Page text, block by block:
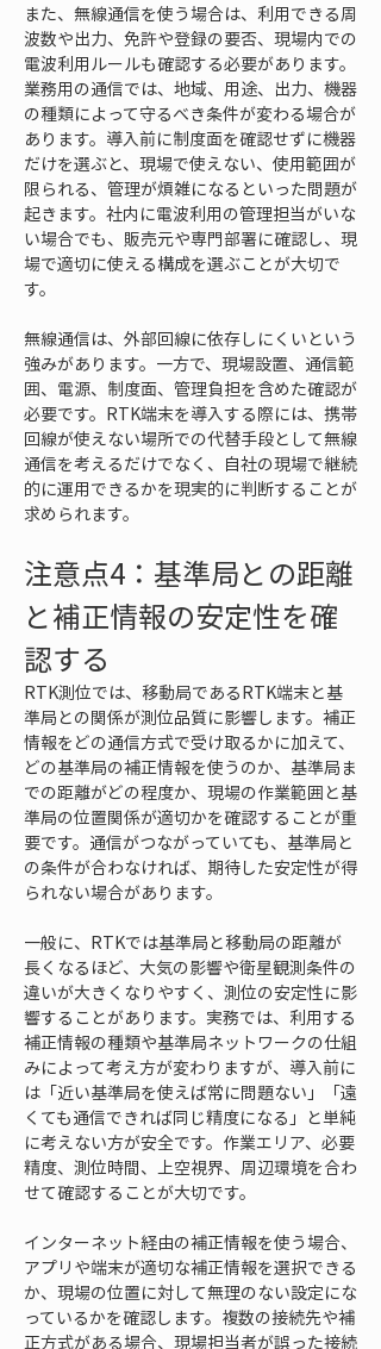
また、無線通信を使う場合は、利用できる周
波数や出力、免許や登録の要否、現場内での
電波利用ルールも確認する必要があります。
業務用の通信では、地域、用途、出力、機器
の種類によって守るべき条件が変わる場合が
あります。導入前に制度面を確認せずに機器
だけを選ぶと、現場で使えない、使用範囲が
限られる、管理が煩雑になるといった問題が
起きます。社内に電波利用の管理担当がいな
い場合でも、販売元や専門部署に確認し、現
場で適切に使える構成を選ぶことが大切で
す。
無線通信は、外部回線に依存しにくいという
強みがあります。一方で、現場設置、通信範
囲、電源、制度面、管理負担を含めた確認が
必要です。RTK端末を導入する際には、携帯
回線が使えない場所での代替手段として無線
通信を考えるだけでなく、自社の現場で継続
的に運用できるかを現実的に判断することが
求められます。
注意点4：基準局との距離
と補正情報の安定性を確
認する
RTK測位では、移動局であるRTK端末と基
準局との関係が測位品質に影響します。補正
情報をどの通信方式で受け取るかに加えて、
どの基準局の補正情報を使うのか、基準局ま
での距離がどの程度か、現場の作業範囲と基
準局の位置関係が適切かを確認することが重
要です。通信がつながっていても、基準局と
の条件が合わなければ、期待した安定性が得
られない場合があります。
一般に、RTKでは基準局と移動局の距離が
長くなるほど、大気の影響や衛星観測条件の
違いが大きくなりやすく、測位の安定性に影
響することがあります。実務では、利用する
補正情報の種類や基準局ネットワークの仕組
みによって考え方が変わりますが、導入前に
は「近い基準局を使えば常に問題ない」「遠
くても通信できれば同じ精度になる」と単純
に考えない方が安全です。作業エリア、必要
精度、測位時間、上空視界、周辺環境を合わ
せて確認することが大切です。
インターネット経由の補正情報を使う場合、
アプリや端末が適切な補正情報を選択できる
か、現場の位置に対して無理のない設定にな
っているかを確認します。複数の接続先や補
正方式がある場合、現場担当者が誤った接続